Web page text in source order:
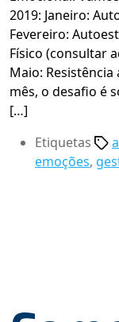
2019: Janeiro:
Fevereiro:
Físico (consultar
Maio:
mês, o desafio é
[…]
Etiquetas
emoções,